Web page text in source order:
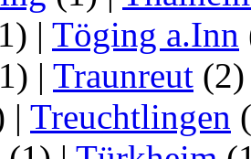
| Töging a.Inn
| Traunreut
| Treuchtlingen